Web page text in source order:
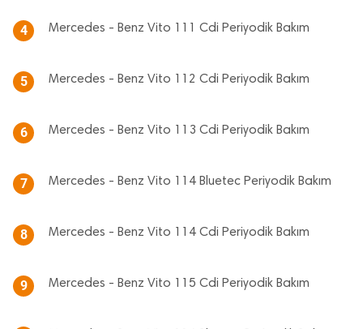
4 Mercedes - Benz Vito 111 Cdi Periyodik Bakım
5 Mercedes - Benz Vito 112 Cdi Periyodik Bakım
6 Mercedes - Benz Vito 113 Cdi Periyodik Bakım
7 Mercedes - Benz Vito 114 Bluetec Periyodik Bakım
8 Mercedes - Benz Vito 114 Cdi Periyodik Bakım
9 Mercedes - Benz Vito 115 Cdi Periyodik Bakım